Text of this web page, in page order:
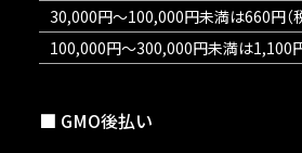
30,000円～100,000円未満は660円（
100,000円～300,000円未満は1,100円
GMO後払い